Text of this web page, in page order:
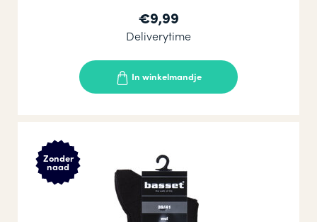
€9,99
Deliverytime
In winkelmandje
Zonder
naad